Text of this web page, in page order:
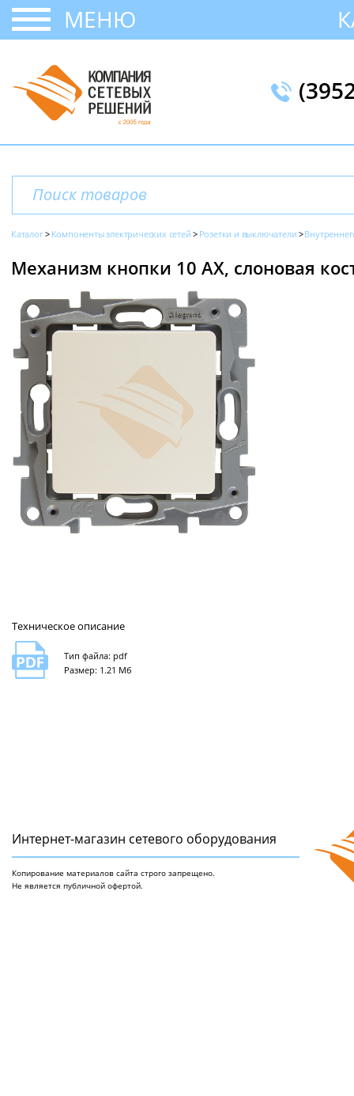
МЕНЮ
Каталог Компоненты электрических сетей Розетки и выключатели
Механизм кнопки 10 АХ, слоновая
Техническое описание
Тип файла: pdf
Размер: 1.21 Мб
Интернет-магазин сетeвого оборудования
Копирование материалов сайта строго запрещено.
Не является публичной офертой.